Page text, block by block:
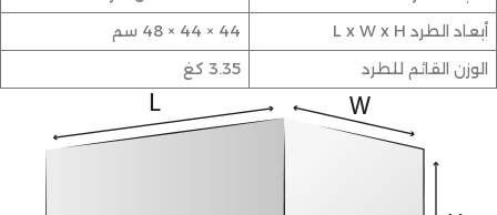
أبعاد الطرد L x W x H
44 × 44 × 48 سم
الوزن القائم للطرد
3.35 كغ